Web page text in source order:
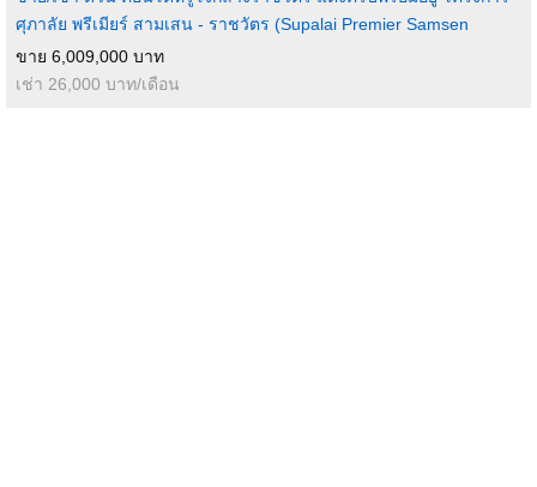
ศุภาลัย พรีเมียร์ สามเสน - ราชวัตร (Supalai Premier Samsen
ขาย 6,009,000 บาท
เช่า 26,000 บาท/เดือน